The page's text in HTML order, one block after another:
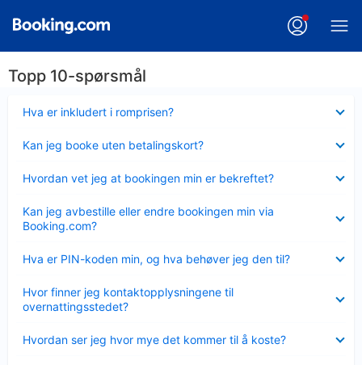
Topp 10-spørsmål
Hva er inkludert i romprisen?
mindre
Kan jeg booke uten betalingskort?
mindre
Hvordan vet jeg at bookingen min er bekreftet?
mindre
Kan jeg avbestille eller endre bookingen min via
Booking.com?
mindre
Hva er PIN-koden min, og hva behøver jeg den til?
mindre
Hvor finner jeg kontaktopplysningene til
overnattingsstedet?
mindre
Hvordan ser jeg hvor mye det kommer til å koste?
mindre